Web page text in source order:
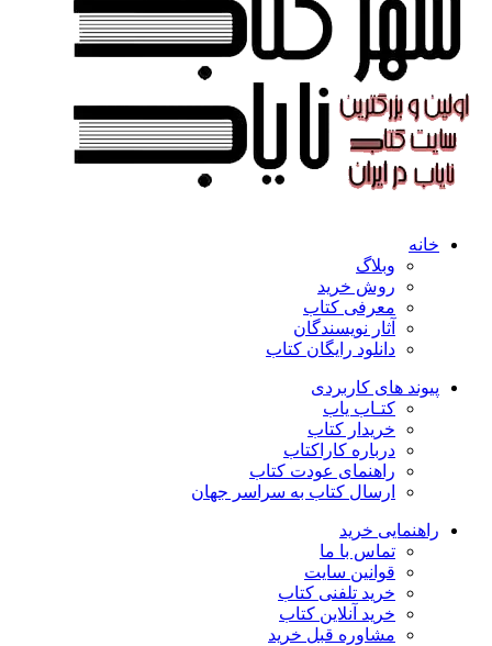
خانه
وبلاگ
روش خرید
معرفی کتاب
آثار نویسندگان
دانلود رایگان کتاب
پیوند های کاربردی
کتـاب یاب
خریدار کتاب
درباره کاراکتاب
راهنمای عودت کتاب
ارسال کتاب به سراسر جهان
راهنمایی خرید
تماس با ما
قوانین سایت
خرید تلفنی کتاب
خرید آنلاین کتاب
مشاوره قبل خرید